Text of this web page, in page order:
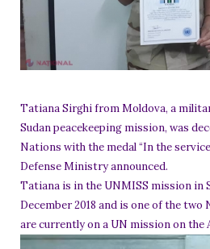
Tatiana Sirghi from Moldova, a
Sudan peacekeeping mission, was
Nations with the medal “In the
Defense Ministry announced.
Tatiana is in the UNMISS mission in
December 2018 and is one of the two
are currently on a UN mission on the